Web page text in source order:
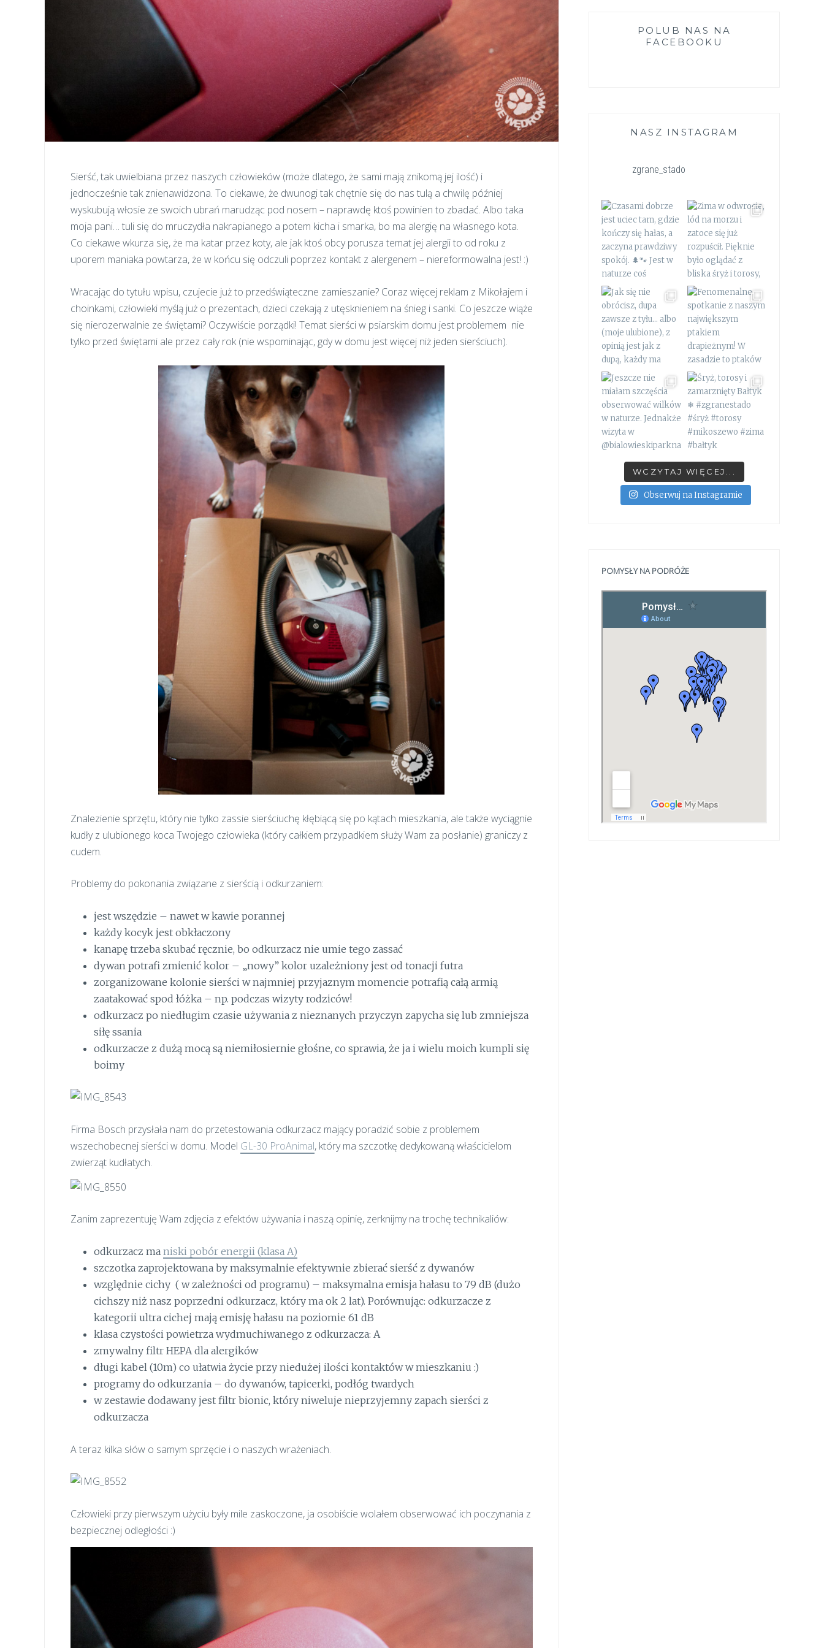
Sierść, tak uwielbiana przez naszych człowieków (może dlatego, że sami mają znikomą jej ilość) i
jednocześnie tak znienawidzona. To ciekawe, że dwunogi tak chętnie się do nas tulą a chwilę później
wyskubują włosie ze swoich ubrań marudząc pod nosem – naprawdę ktoś powinien to zbadać. Albo taka
moja pani… tuli się do mruczydła nakrapianego a potem kicha i smarka, bo ma alergię na własnego kota.
Co ciekawe wkurza się, że ma katar przez koty, ale jak ktoś obcy porusza temat jej alergii to od roku z
uporem maniaka powtarza, że w końcu się odczuli poprzez kontakt z alergenem – niereformowalna jest! :)
Wracając do tytułu wpisu, czujecie już to przedświąteczne zamieszanie? Coraz więcej reklam z Mikołajem i
choinkami, człowieki myślą już o prezentach, dzieci czekają z utęsknieniem na śnieg i sanki. Co jeszcze wiąże
się nierozerwalnie ze świętami? Oczywiście porządki! Temat sierści w psiarskim domu jest problemem nie
tylko przed świętami ale przez cały rok (nie wspominając, gdy w domu jest więcej niż jeden sierściuch).
Znalezienie sprzętu, który nie tylko zassie sierściuchę kłębiącą się po kątach mieszkania, ale także wyciągnie
kudły z ulubionego koca Twojego człowieka (który całkiem przypadkiem służy Wam za posłanie) graniczy z
cudem.
Problemy do pokonania związane z sierścią i odkurzaniem:
jest wszędzie – nawet w kawie porannej
każdy kocyk jest obkłaczony
kanapę trzeba skubać ręcznie, bo odkurzacz nie umie tego zassać
dywan potrafi zmienić kolor – „nowy” kolor uzależniony jest od tonacji futra
zorganizowane kolonie sierści w najmniej przyjaznym momencie potrafią całą armią
zaatakować spod łóżka – np. podczas wizyty rodziców!
odkurzacz po niedługim czasie używania z nieznanych przyczyn zapycha się lub zmniejsza
siłę ssania
odkurzacze z dużą mocą są niemiłosiernie głośne, co sprawia, że ja i wielu moich kumpli się
boimy
Firma Bosch przysłała nam do przetestowania odkurzacz mający poradzić sobie z problemem
wszechobecnej sierści w domu. Model GL-30 ProAnimal, który ma szczotkę dedykowaną właścicielom
zwierząt kudłatych.
Zanim zaprezentuję Wam zdjęcia z efektów używania i naszą opinię, zerknijmy na trochę technikaliów:
odkurzacz maniski pobór energii (klasa A)
szczotka zaprojektowana by maksymalnie efektywnie zbierać sierść z dywanów
względnie cichy ( w zależności od programu) – maksymalna emisja hałasu to 79 dB (dużo
cichszy niż nasz poprzedni odkurzacz, który ma ok 2 lat). Porównując: odkurzacze z
kategorii ultra cichej mają emisję hałasu na poziomie 61 dB
klasa czystości powietrza wydmuchiwanego z odkurzacza: A
zmywalny filtr HEPA dla alergików
długi kabel (10m) co ułatwia życie przy niedużej ilości kontaktów w mieszkaniu :)
programy do odkurzania – do dywanów, tapicerki, podłóg twardych
w zestawie dodawany jest filtr bionic, który niweluje nieprzyjemny zapach sierści z
odkurzacza
A teraz kilka słów o samym sprzęcie i o naszych wrażeniach.
Człowieki przy pierwszym użyciu były mile zaskoczone, ja osobiście wolałem obserwować ich poczynania z
bezpiecznej odległości :)
POLUB NAS NA
FACEBOOKU
NASZ INSTAGRAM
zgrane_stado
WCZYTAJ WIĘCEJ...
Obserwuj na Instagramie
POMYSŁY NA PODRÓŻE